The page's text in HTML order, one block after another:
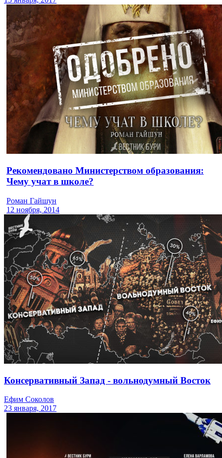
Рекомендовано Министерством образования:
Чему учат в школе?
Роман Гайшун
12 ноября, 2014
Консервативный Запад - вольнодумный Восток
Ефим Соколов
23 января, 2017